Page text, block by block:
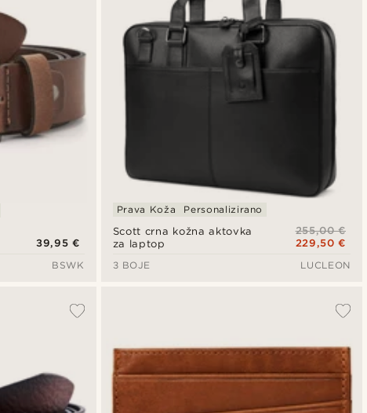
39,95 €
BSWK
Scott crna kožna aktovka
za laptop
Prava Koža
Personalizirano
255,00 €
229,50 €
3 BOJE
LUCLEON